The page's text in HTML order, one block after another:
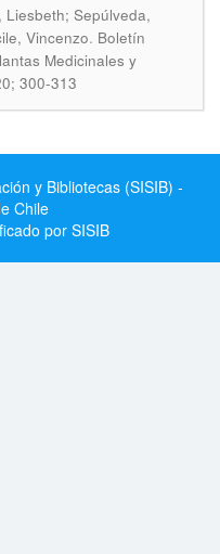
Sepúlveda,
Vincenzo. Boletín
Medicinales y
300-313
y Bibliotecas (SISIB) -
Chile
por SISIB